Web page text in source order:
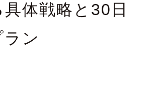
体戦略と30日
ン